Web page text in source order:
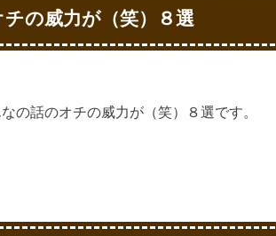
の威力が（笑）８選
の話のオチの威力が（笑）８選です。